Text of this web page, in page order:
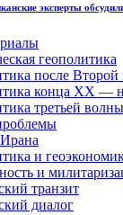
эксперты
геополитика
после
конца XX —
третьей волны
и
и
транзит
диалог